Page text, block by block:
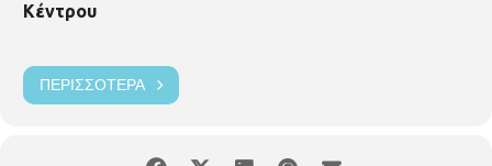
Κέντρου
ΠΕΡΙΣΣΌΤΕΡΑ